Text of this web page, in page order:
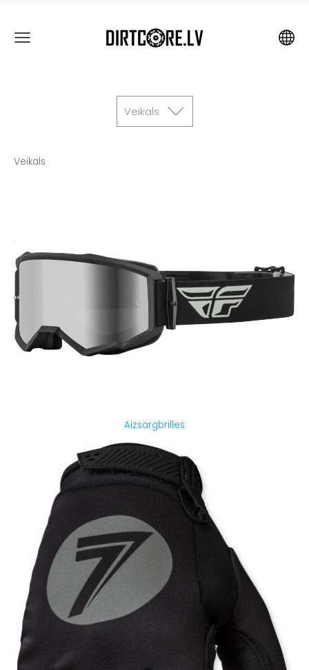
Veikals
Veikals
Aizsargbrilles